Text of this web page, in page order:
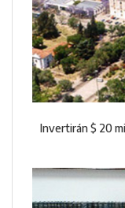
Invertirán $ 20